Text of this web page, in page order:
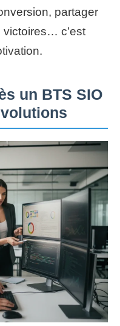
partager
c’est
un BTS SIO